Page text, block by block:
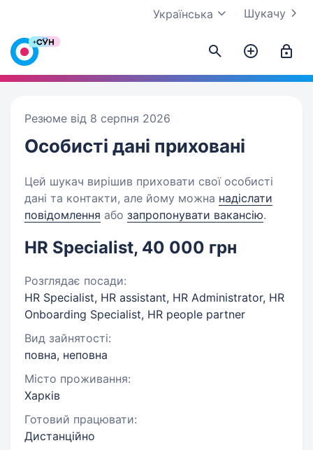
Шукачу
Українська
Резюме від 8 серпня 2026
Особисті дані приховані
Цей шукач вирішив приховати свої особисті
дані та контакти, але йому можна надіслати
повідомлення або запропонувати вакансію.
HR Specialist, 40 000 грн
Розглядає посади:
HR Specialist, HR assistant, HR Administrator, HR
Onboarding Specialist, HR people partner
Вид зайнятості:
повна, неповна
Місто проживання:
Харків
Готовий працювати:
Дистанційно